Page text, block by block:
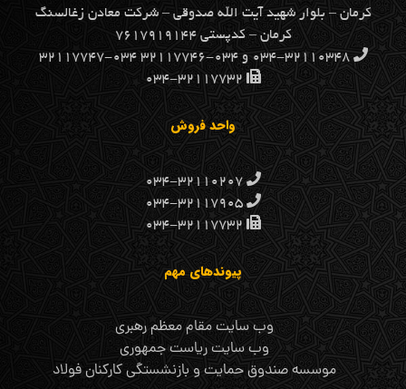
كرمان – بلوار شهيد آيت الله صدوقي – شركت معادن زغالسنگ
كرمان – کدپستی ۷۶۱۷۹۱۹۱۴۴
۰۳۴-۳۲۱۱۰۳۴۸ و ۰۳۴-۳۲۱۱۷۷۴۶ ۰۳۴-۳۲۱۱۷۷۴۷
۰۳۴-۳۲۱۱۷۷۳۲
واحد فروش
۰۳۴-۳۲۱۱۰۲۰۷
۰۳۴-۳۲۱۱۷۹۰۵
۰۳۴-۳۲۱۱۷۷۳۲
پیوندهای مهم
وب سایت مقام معظم رهبری
وب سایت ریاست جمهوری
موسسه صندوق حمایت و بازنشستگی کارکنان فولاد